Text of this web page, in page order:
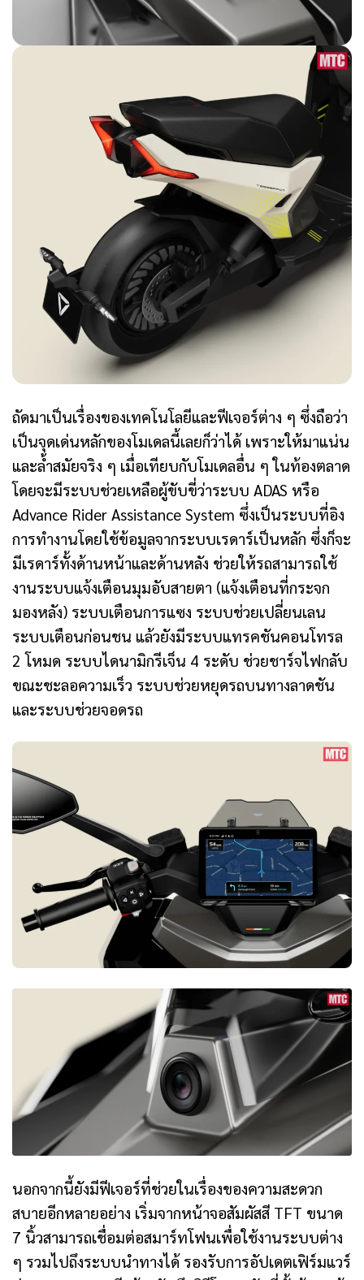
ถัดมาเป็นเรื่องของเทคโนโลยีและฟีเจอร์ต่าง ๆ ซึ่งถือว่า
เป็นจุดเด่นหลักของโมเดลนี้เลยก็ว่าได้ เพราะให้มาแน่น
และล้ำสมัยจริง ๆ เมื่อเทียบกับโมเดลอื่น ๆ ในท้องตลาด
โดยจะมีระบบช่วยเหลือผู้ขับขี่ว่าระบบ ADAS หรือ
Advance Rider Assistance System ซึ่งเป็นระบบที่อิง
การทำงานโดยใช้ข้อมูลจากระบบเรดาร์เป็นหลัก ซึ่งก็จะ
มีเรดาร์ทั้งด้านหน้าและด้านหลัง ช่วยให้รถสามารถใช้
งานระบบแจ้งเตือนมุมอับสายตา (แจ้งเตือนที่กระจก
มองหลัง) ระบบเตือนการแซง ระบบช่วยเปลี่ยนเลน
ระบบเตือนก่อนชน แล้วยังมีระบบแทรคชันคอนโทรล
2 โหมด ระบบไดนามิกรีเจ็น 4 ระดับ ช่วยชาร์จไฟกลับ
ขณะชะลอความเร็ว ระบบช่วยหยุดรถบนทางลาดชัน
และระบบช่วยจอดรถ
นอกจากนี้ยังมีฟีเจอร์ที่ช่วยในเรื่องของความสะดวก
สบายอีกหลายอย่าง เริ่มจากหน้าจอสัมผัสสี TFT ขนาด
7 นิ้วสามารถเชื่อมต่อสมาร์ทโฟนเพื่อใช้งานระบบต่าง
ๆ รวมไปถึงระบบนำทางได้ รองรับการอัปเดตเฟิร์มแวร์